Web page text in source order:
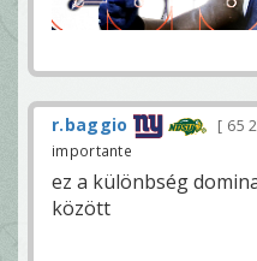
r.baggio 65
importante
ez a különbség
között